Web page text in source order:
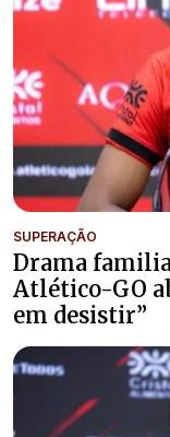
SUPERAÇÃO
Drama
Atlético-GO
em desistir”